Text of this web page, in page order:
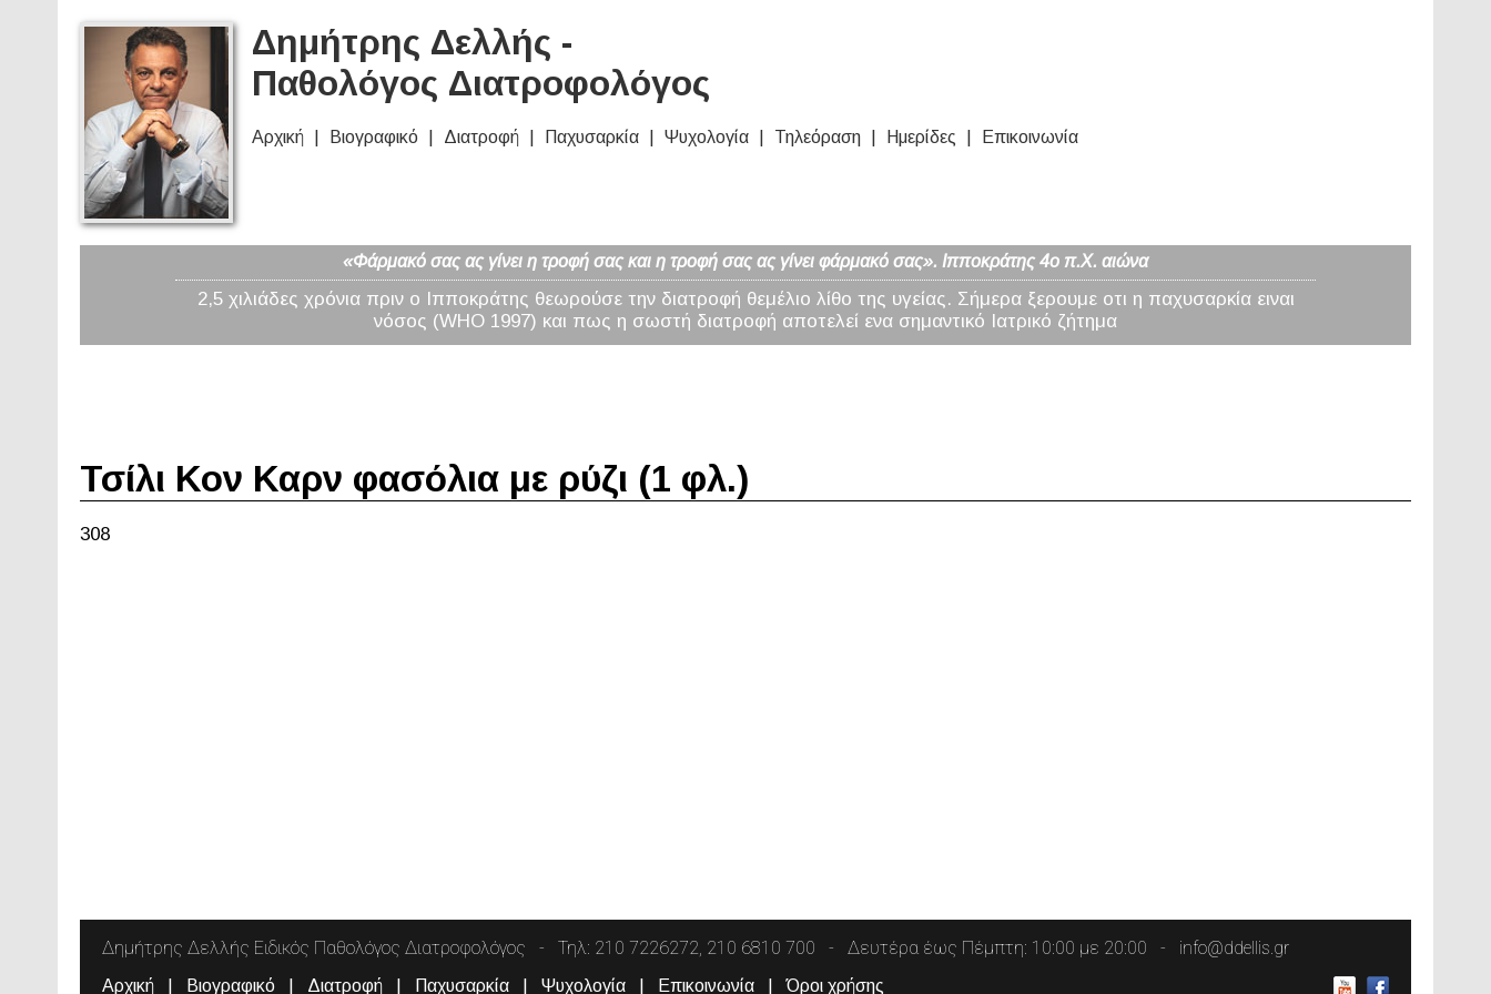
Δημήτρης Δελλής -
Παθολόγος Διατροφολόγος
Αρχική Βιογραφικό Διατροφή Παχυσαρκία Ψυχολογία Τηλεόραση Ημερίδες Επικοινωνία
«Φάρμακό σας ας γίνει η τροφή σας και η τροφή σας ας γίνει φάρμακό σας». Ιπποκράτης 4ο π.Χ. αιώνα
2,5 χιλιάδες χρόνια πριν ο Ιπποκράτης θεωρούσε την διατροφή θεμέλιο λίθο της υγείας. Σήμερα ξερουμε οτι η παχυσαρκία ειναι
νόσος (WHO 1997) και πως η σωστή διατροφή αποτελεί ενα σημαντικό Ιατρικό ζήτημα
Τσίλι Κον Καρν φασόλια με ρύζι (1 φλ.)
308
Δημήτρης Δελλής Ειδικός Παθολόγος Διατροφολόγος Τηλ: 210 7226272, 210 6810 700 Δευτέρα έως Πέμπτη: 10:00 με 20:00 info@ddellis.gr
Αρχική Βιογραφικό Διατροφή Παχυσαρκία Ψυχολογία Επικοινωνία Όροι χρήσης